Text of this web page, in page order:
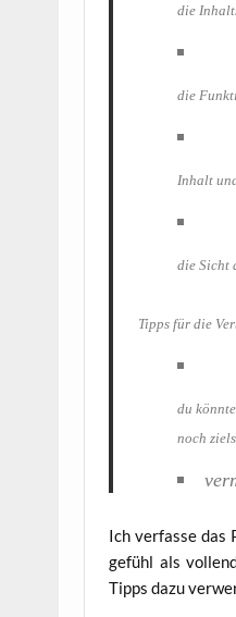
die
die
Inhalt
die Sicht
Tipps für die
du
noch
Ich ver­fas­se das
ge­fühl als
Tipps dazu